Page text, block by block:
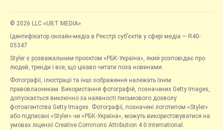
© 2026 LLC «UBT MEDIA»
Ідентифікатор онлайн-медіа в Реєстрі суб’єктів у сфері медіа — R40-
05347
Styler є розважальним проєктом «РБК-Україна», який розповідає про
людей, тренди і все, що цікаво читати поза новинами.
Фотографії, ілюстрації та інші зображення належать їхнім
правовласникам. Використання фотографій, позначених Getty Images,
допускається виключно за наявності письмового дозволу
фотоагентства Getty Images. Фотографії, позначені логотипом «Styler»
або підписані «Styler» чи «РБК-Україна», можуть використовуватися на
умовах ліцензії Creative Commons Attribution 4.0 International.